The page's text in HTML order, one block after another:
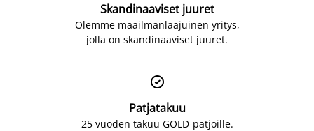
Skandinaaviset juuret
Olemme maailmanlaajuinen yritys,
jolla on skandinaaviset juuret.

Patjatakuu
25 vuoden takuu GOLD-patjoille.